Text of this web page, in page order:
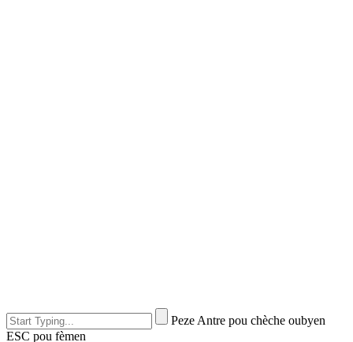
Peze Antre pou chèche oubyen
ESC pou fèmen